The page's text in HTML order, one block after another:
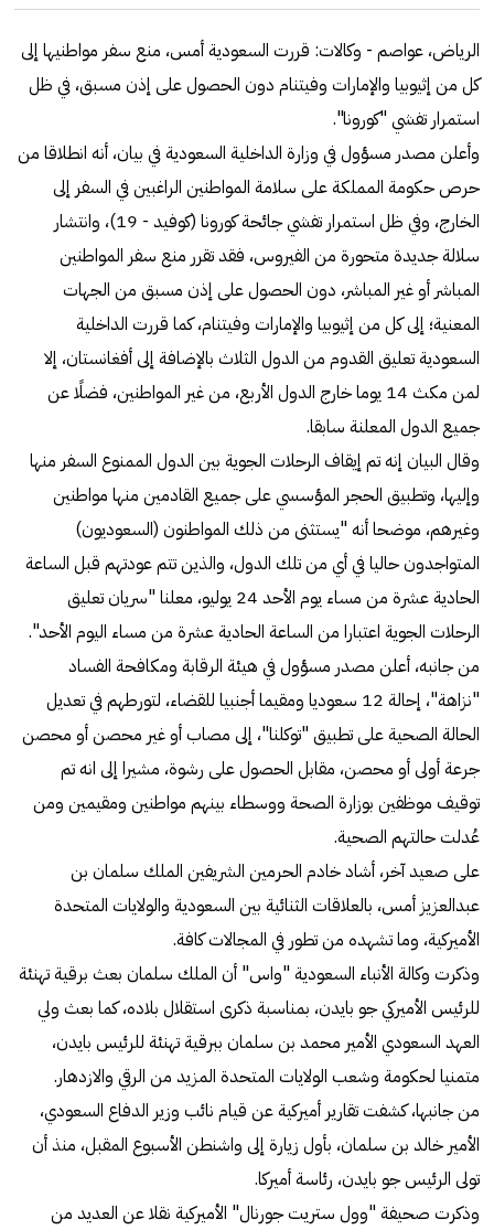
الرياض، عواصم - وكالات: قررت السعودية أمس، منع سفر مواطنيها إلى
كل من إثيوبيا والإمارات وفيتنام دون الحصول على إذن مسبق، في ظل
استمرار تفشي "كورونا".
وأعلن مصدر مسؤول في وزارة الداخلية السعودية في بيان، أنه انطلاقا من
حرص حكومة المملكة على سلامة المواطنين الراغبين في السفر إلى
الخارج، وفي ظل استمرار تفشي جائحة كورونا (كوفيد - 19)، وانتشار
سلالة جديدة متحورة من الفيروس، فقد تقرر منع سفر المواطنين
المباشر أو غير المباشر، دون الحصول على إذن مسبق من الجهات
المعنية؛ إلى كل من إثيوبيا والإمارات وفيتنام، كما قررت الداخلية
السعودية تعليق القدوم من الدول الثلاث بالإضافة إلى أفغانستان، إلا
لمن مكث 14 يوما خارج الدول الأربع، من غير المواطنين، فضلًا عن
جميع الدول المعلنة سابقا.
وقال البيان إنه تم إيقاف الرحلات الجوية بين الدول الممنوع السفر منها
وإليها، وتطبيق الحجر المؤسسي على جميع القادمين منها مواطنين
وغيرهم، موضحا أنه "يستثنى من ذلك المواطنون (السعوديون)
المتواجدون حاليا في أي من تلك الدول، والذين تتم عودتهم قبل الساعة
الحادية عشرة من مساء يوم الأحد 24 يوليو، معلنا "سريان تعليق
الرحلات الجوية اعتبارا من الساعة الحادية عشرة من مساء اليوم الأحد".
من جانبه، أعلن مصدر مسؤول في هيئة الرقابة ومكافحة الفساد
"نزاهة"، إحالة 12 سعوديا ومقيما أجنبيا للقضاء، لتورطهم في تعديل
الحالة الصحية على تطبيق "توكلنا"، إلى مصاب أو غير محصن أو محصن
جرعة أولى أو محصن، مقابل الحصول على رشوة، مشيرا إلى انه تم
توقيف موظفين بوزارة الصحة ووسطاء بينهم مواطنين ومقيمين ومن
عُدلت حالتهم الصحية.
على صعيد آخر، أشاد خادم الحرمين الشريفين الملك سلمان بن
عبدالعزيز أمس، بالعلاقات الثنائية بين السعودية والولايات المتحدة
الأميركية، وما تشهده من تطور في المجالات كافة.
وذكرت وكالة الأنباء السعودية "واس" أن الملك سلمان بعث برقية تهنئة
للرئيس الأميركي جو بايدن، بمناسبة ذكرى استقلال بلاده، كما بعث ولي
العهد السعودي الأمير محمد بن سلمان ببرقية تهنئة للرئيس بايدن،
متمنيا لحكومة وشعب الولايات المتحدة المزيد من الرقي والازدهار.
من جانبها، كشفت تقارير أميركية عن قيام نائب وزير الدفاع السعودي،
الأمير خالد بن سلمان، بأول زيارة إلى واشنطن الأسبوع المقبل، منذ أن
تولى الرئيس جو بايدن، رئاسة أميركا.
وذكرت صحيفة "وول ستريت جورنال" الأميركية نقلا عن العديد من